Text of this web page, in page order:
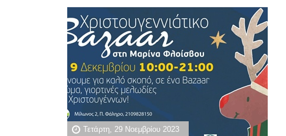
Τετάρτη, 29 Νοεμβρίου 2023